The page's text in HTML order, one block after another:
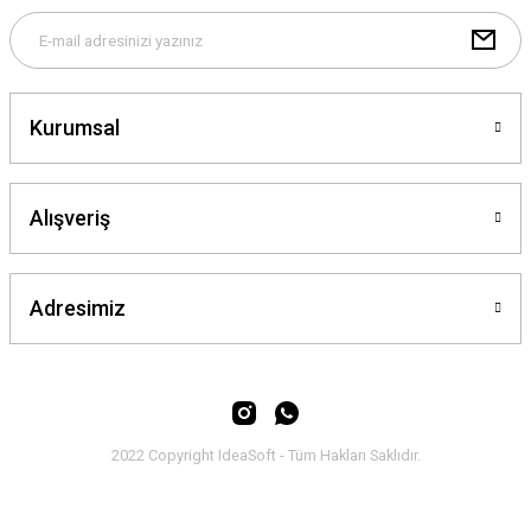
Kurumsal
Alışveriş
Adresimiz
2022 Copyright IdeaSoft - Tüm Hakları Saklıdır.